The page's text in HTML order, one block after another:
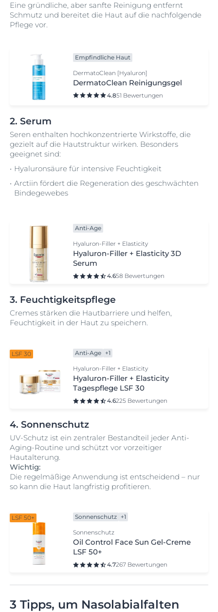
Eine gründliche, aber sanfte Reinigung entfernt
Schmutz und bereitet die Haut auf die nachfolgende
Pflege vor.
Empfindliche Haut
DermatoClean [Hyaluron]
DermatoClean Reinigungsgel
4.851 Bewertungen
2. Serum
Seren enthalten hochkonzentrierte Wirkstoffe, die
gezielt auf die Hautstruktur wirken. Besonders
geeignet sind:
Hyaluronsäure für intensive Feuchtigkeit
Arctiin fördert die Regeneration des geschwächten
Bindegewebes
Anti-Age
Hyaluron-Filler + Elasticity
Hyaluron-Filler + Elasticity 3D
Serum
4.658 Bewertungen
3. Feuchtigkeitspflege
Cremes stärken die Hautbarriere und helfen,
Feuchtigkeit in der Haut zu speichern.
LSF 30 Anti-Age +1
Hyaluron-Filler + Elasticity
Hyaluron-Filler + Elasticity
Tagespflege LSF 30
4.6225 Bewertungen
4. Sonnenschutz
UV-Schutz ist ein zentraler Bestandteil jeder Anti-
Aging-Routine und schützt vor vorzeitiger
Hautalterung.
Wichtig:
Die regelmäßige Anwendung ist entscheidend – nur
so kann die Haut langfristig profitieren.
LSF 50+ Sonnenschutz +1
Sonnenschutz
Oil Control Face Sun Gel-Creme
LSF 50+
4.7267 Bewertungen
3 Tipps, um Nasolabialfalten